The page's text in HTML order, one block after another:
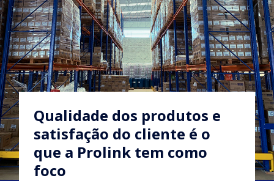
Qualidade dos produtos e
satisfação do cliente é o
que a Prolink tem como
foco